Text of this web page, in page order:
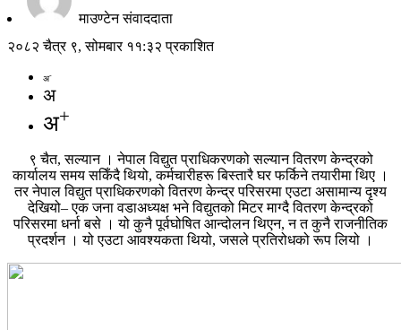
माउण्टेन संवाददाता
२०८२ चैत्र ९, सोमबार ११:३२ प्रकाशित
अ-
अ
अ+
९ चैत, सल्यान । नेपाल विद्युत प्राधिकरणको सल्यान वितरण केन्द्रको
कार्यालय समय सकिँदै थियो, कर्मचारीहरू बिस्तारै घर फर्किने तयारीमा थिए ।
तर नेपाल विद्युत प्राधिकरणको वितरण केन्द्र परिसरमा एउटा असामान्य दृश्य
देखियो– एक जना वडाअध्यक्ष भने विद्युतको मिटर माग्दै वितरण केन्द्रको
परिसरमा धर्ना बसे । यो कुनै पूर्वघोषित आन्दोलन थिएन, न त कुनै राजनीतिक
प्रदर्शन । यो एउटा आवश्यकता थियो, जसले प्रतिरोधको रूप लियो ।